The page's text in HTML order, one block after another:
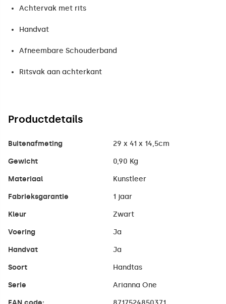
Achtervak met rits
Handvat
Afneembare Schouderband
Ritsvak aan achterkant
Productdetails
Buitenafmeting 29 x 41 x 14,5cm
Gewicht 0,90 Kg
Materiaal Kunstleer
Fabrieksgarantie 1 jaar
Kleur Zwart
Voering Ja
Handvat Ja
Soort Handtas
Serie Arianna One